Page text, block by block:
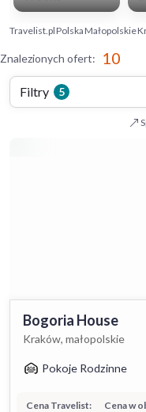
Travelist.plPolskaMałopolskie
Znalezionych ofert: 10
Filtry 5
Bogoria House
Kraków, małopolskie
Pokoje Rodzinne
Cena w
Cena Travelist: